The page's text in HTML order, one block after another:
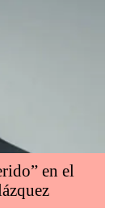
en el